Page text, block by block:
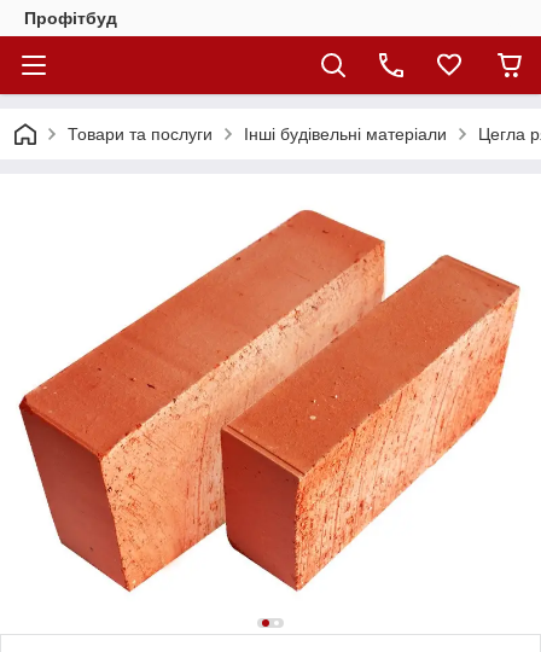
Профітбуд
Товари та послуги Інші будівельні матеріали Цегла